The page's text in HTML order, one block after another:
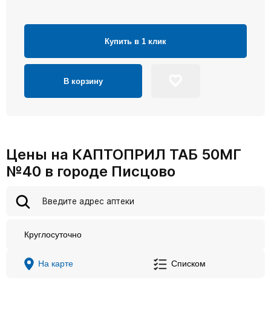
Купить в 1 клик
В корзину
Цены на КАПТОПРИЛ ТАБ 50МГ
№40 в городе Писцово
Круглосуточно
На карте Списком